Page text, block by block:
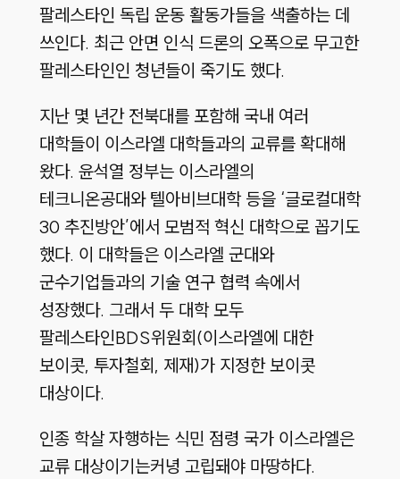
팔레스타인 독립 운동 활동가들을 색출하는 데
쓰인다. 최근 안면 인식 드론의 오폭으로 무고한
팔레스타인인 청년들이 죽기도 했다.
지난 몇 년간 전북대를 포함해 국내 여러
대학들이 이스라엘 대학들과의 교류를 확대해
왔다. 윤석열 정부는 이스라엘의
테크니온공대와 텔아비브대학 등을 ‘글로컬대학
30 추진방안’에서 모범적 혁신 대학으로 꼽기도
했다. 이 대학들은 이스라엘 군대와
군수기업들과의 기술 연구 협력 속에서
성장했다. 그래서 두 대학 모두
팔레스타인BDS위원회(이스라엘에 대한
보이콧, 투자철회, 제재)가 지정한 보이콧
대상이다.
인종 학살 자행하는 식민 점령 국가 이스라엘은
교류 대상이기는커녕 고립돼야 마땅하다.